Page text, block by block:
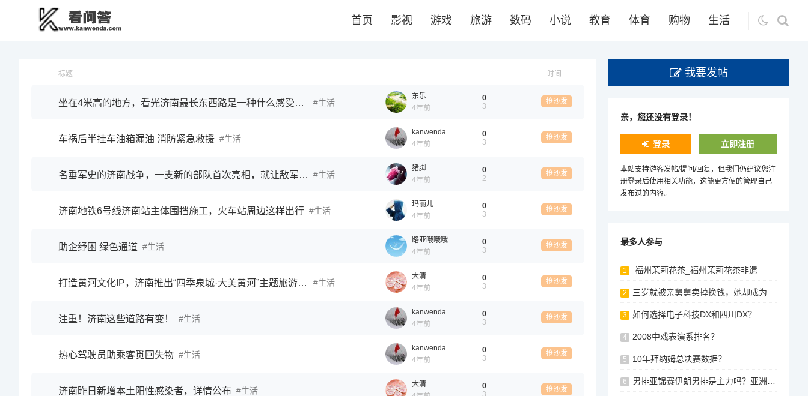
首页 影视 游戏 旅游 数码 小说 教育 体育 购物 生活
标题 时间
坐在4米高的地方，看光济南最长东西路是一种什么感受？（文末福利） 生活
东乐
4年前
0
3
抢沙发
车祸后半挂车油箱漏油 消防紧急救援 生活
kanwenda
4年前
0
3
抢沙发
名垂军史的济南战争，一支新的部队首次亮相，就让敌军刮目相看！ 生活
猪脚
4年前
0
2
抢沙发
济南地铁6号线济南站主体围挡施工，火车站周边这样出行 生活
玛丽儿
4年前
0
3
抢沙发
助企纾困 绿色通道 生活
路亚哦哦哦
4年前
0
3
抢沙发
打造黄河文化IP，济南推出“四季泉城·大美黄河”主题旅游产品 生活
大清
4年前
0
3
抢沙发
注重！济南这些道路有变！ 生活
kanwenda
4年前
0
3
抢沙发
热心驾驶员助乘客觅回失物 生活
kanwenda
4年前
0
3
抢沙发
济南昨日新增本土阳性感染者，详情公布 生活
大清
0
3
抢沙发
我要发帖
亲，您还没有登录！
登录 立即注册
本站支持游客发帖/提问/回复，但我们仍建议您注
册登录后使用相关功能，这能更方便的管理自己
发布过的内容。
最多人参与
1 福州茉莉花茶_福州茉莉花茶非遗
2 三岁就被亲舅舅卖掉换钱，她却成为大明星，一组照片卖百万
3 如何选择电子科技DX和四川DX？
4 2008中戏表演系排名？
5 10年拜纳姆总决赛数据？
6 男排亚锦赛伊朗男排是主力吗？亚洲男篮锦标赛2015决赛中国对哪个队？